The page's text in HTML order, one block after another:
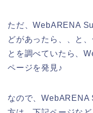
ただ、WebARENA
どがあったら、、と
とを調べていたら、
ページを発見♪
なので、WebARENA